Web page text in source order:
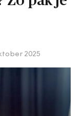
2025